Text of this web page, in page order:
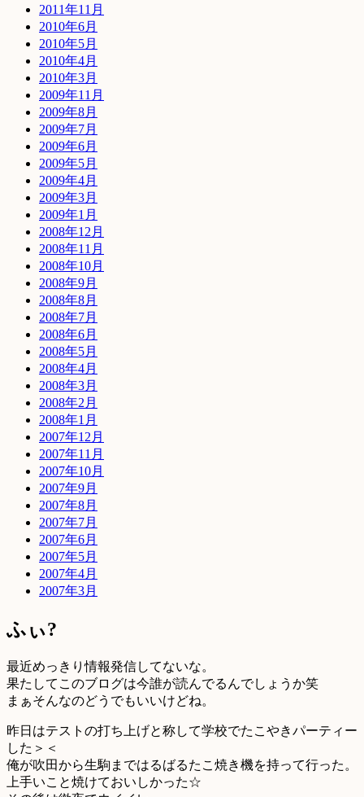
2011年11月
2010年6月
2010年5月
2010年4月
2010年3月
2009年11月
2009年8月
2009年7月
2009年6月
2009年5月
2009年4月
2009年3月
2009年1月
2008年12月
2008年11月
2008年10月
2008年9月
2008年8月
2008年7月
2008年6月
2008年5月
2008年4月
2008年3月
2008年2月
2008年1月
2007年12月
2007年11月
2007年10月
2007年9月
2007年8月
2007年7月
2007年6月
2007年5月
2007年4月
2007年3月
ふぃ?
最近めっきり情報発信してないな。
果たしてこのブログは今誰が読んでるんでしょうか笑
まぁそんなのどうでもいいけどね。
昨日はテストの打ち上げと称して学校でたこやきパーティー
した＞＜
俺が吹田から生駒まではるばるたこ焼き機を持って行った。
上手いこと焼けておいしかった☆